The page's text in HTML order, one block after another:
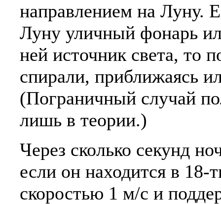
направлением на Луну.
Луну уличный фонарь
ней источник света, то
спирали, приближаясь
(Пограничный случай
лишь в теории.)
Через сколько секунд
если он находится в 18-
скоростью 1 м/с и